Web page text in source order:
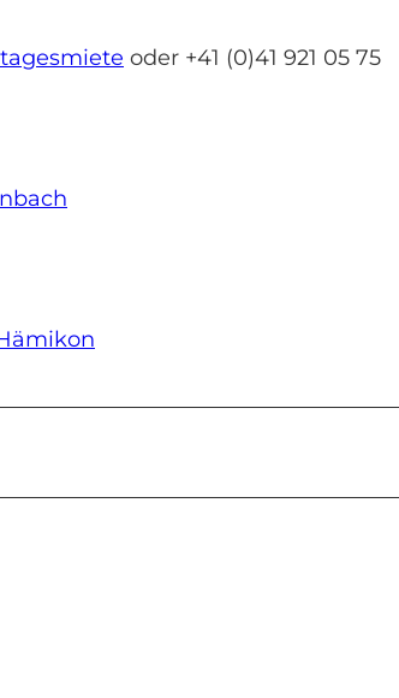
oder +41 (0)41 921 05 75